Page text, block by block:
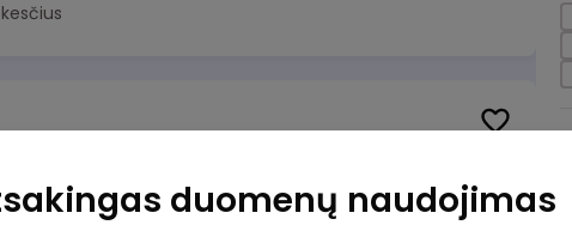
duomenų naudojimas